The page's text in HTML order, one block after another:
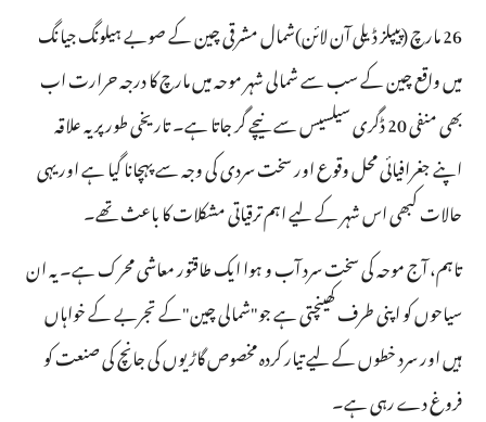
26 مارچ (پیپلز ڈیلی آن لائن)شمال مشرقی چین کے صوبے ہیلونگ جیانگ
میں واقع چین کے سب سے شمالی شہر موحہ میں مارچ کا درجہ حرارت اب
بھی منفی 20 ڈگری سیلسیس سے نیچے گر جاتا ہے۔ تاریخی طور پر یہ علاقہ
اپنے جغرافیائی محل وقوع اور سخت سردی کی وجہ سے پہچانا گیا ہے اور یہی
حالات کبھی اس شہر کے لیے اہم ترقیاتی مشکلات کا باعث تھے۔
تاہم، آج موحہ کی سخت سرد آب و ہوا ایک طاقتور معاشی محرک ہے۔ یہ ان
سیاحوں کو اپنی طرف کھینچتی ہے جو"شمالی چین"کے تجربے کے خواہاں
ہیں اور سرد خطوں کے لیے تیار کردہ مخصوص گاڑیوں کی جانچ کی صنعت کو
فروغ دے رہی ہے۔